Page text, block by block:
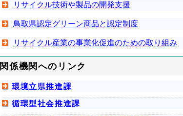
リサイクル技術や製品の開発支援
鳥取県認定グリーン商品と認定制度
リサイクル産業の事業化促進のための取り組み
関係機関へのリンク
環境立県推進課
循環型社会推進課